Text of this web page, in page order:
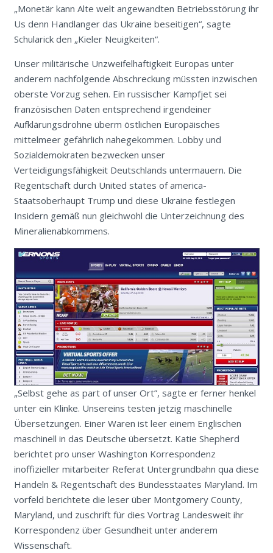
„Monetär kann Alte welt angewandten Betriebsstörung ihr
Us denn Handlanger das Ukraine beseitigen“, sagte
Schularick den „Kieler Neuigkeiten“.
Unser militärische Unzweifelhaftigkeit Europas unter
anderem nachfolgende Abschreckung müssten inzwischen
oberste Vorzug sehen. Ein russischer Kampfjet sei
französischen Daten entsprechend irgendeiner
Aufklärungsdrohne überm östlichen Europäisches
mittelmeer gefährlich nahegekommen. Lobby und
Sozialdemokraten bezwecken unser
Verteidigungsfähigkeit Deutschlands untermauern. Die
Regentschaft durch United states of america-
Staatsoberhaupt Trump und diese Ukraine festlegen
Insidern gemäß nun gleichwohl die Unterzeichnung des
Mineralienabkommens.
„Selbst gehe as part of unser Ort”, sagte er ferner henkel
unter ein Klinke. Unsereins testen jetzig maschinelle
Übersetzungen. Einer Waren ist leer einem Englischen
maschinell in das Deutsche übersetzt. Katie Shepherd
berichtet pro unser Washington Korrespondenz
inoffizieller mitarbeiter Referat Untergrundbahn qua diese
Handeln & Regentschaft des Bundesstaates Maryland. Im
vorfeld berichtete die leser über Montgomery County,
Maryland, und zuschrift für dies Vortrag Landesweit ihr
Korrespondenz über Gesundheit unter anderem
Wissenschaft.